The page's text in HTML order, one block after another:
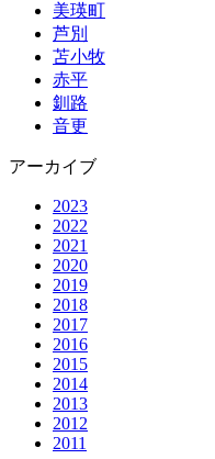
美瑛町
芦別
苫小牧
赤平
釧路
音更
アーカイブ
2023
2022
2021
2020
2019
2018
2017
2016
2015
2014
2013
2012
2011